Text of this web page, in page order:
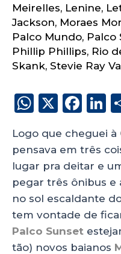
Meirelles, Lenine,
Jackson, Moraes
Palco Mundo, Palco
Phillip Phillips, Rio
Skank, Stevie Ray
W
a
ts
A
p
p
X
F
c
e
b
o
o
k
k
e
n
Logo que cheguei à
pensava em três
lugar pra deitar e
pegar três ônibus
no sol escaldante
tem vontade de
Palco Sunset
tão) novos baianos